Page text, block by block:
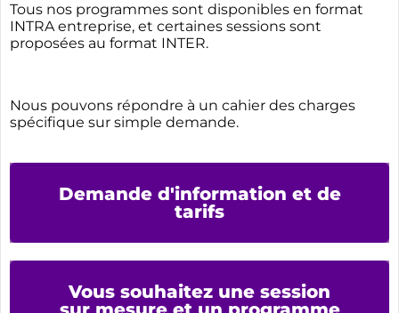
Tous nos programmes sont disponibles en format
INTRA entreprise, et certaines sessions sont
proposées au format INTER.
Nous pouvons répondre à un cahier des charges
spécifique sur simple demande.
Demande d'information et de
tarifs
Vous souhaitez une session